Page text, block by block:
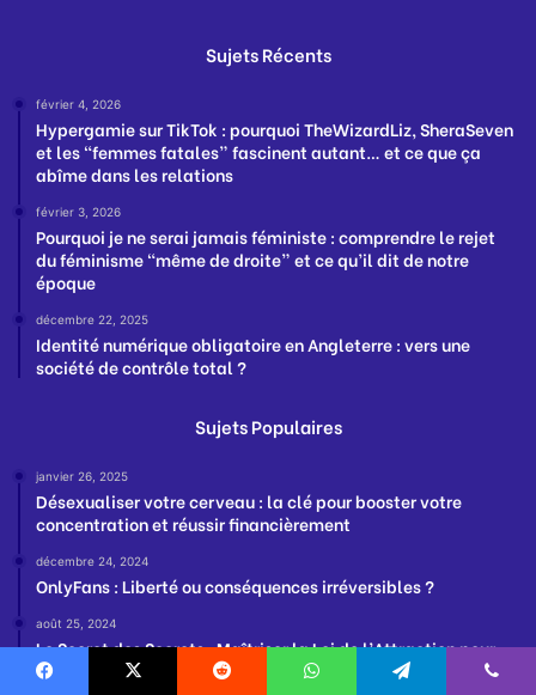
Sujets Récents
février 4, 2026
Hypergamie sur TikTok : pourquoi TheWizardLiz, SheraSeven
et les “femmes fatales” fascinent autant… et ce que ça
abîme dans les relations
février 3, 2026
Pourquoi je ne serai jamais féministe : comprendre le rejet
du féminisme “même de droite” et ce qu’il dit de notre
époque
décembre 22, 2025
Identité numérique obligatoire en Angleterre : vers une
société de contrôle total ?
Sujets Populaires
janvier 26, 2025
Désexualiser votre cerveau : la clé pour booster votre
concentration et réussir financièrement
décembre 24, 2024
OnlyFans : Liberté ou conséquences irréversibles ?
août 25, 2024
Le Secret des Secrets : Maîtriser la Loi de l’Attraction pour
Réaliser vos Rêves